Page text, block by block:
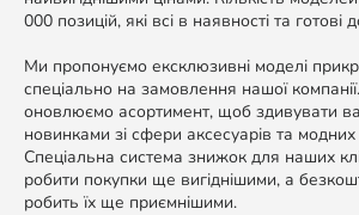
000 позицій, які всі в наявності та готові
Ми пропонуємо ексклюзивні моделі
спеціально на замовлення нашої
оновлюємо асортимент, щоб здивувати
новинками зі сфери аксесуарів та
Спеціальна система знижок для наших
робити покупки ще вигіднішими, а
робить їх ще приємнішими.